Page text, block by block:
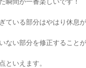
ている部分はやはり休息が
ない部分を修正すること
といえます。